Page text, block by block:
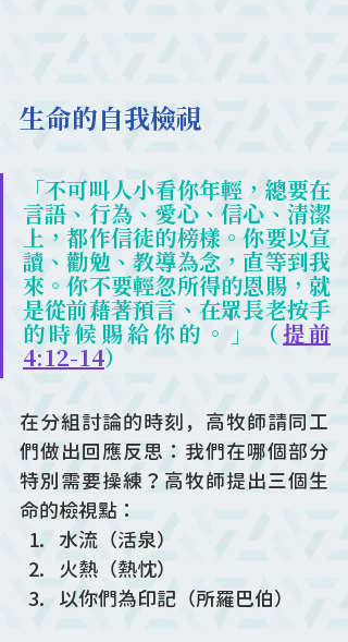
生命的自我檢視
「不可叫人小看你年輕，總要在
言語、行為、愛心、信心、清潔
上，都作信徒的榜樣。你要以宣
讀、勸勉、教導為念，直等到我
來。你不要輕忽所得的恩賜，就
是從前藉著預言、在眾長老按手
的時候賜給你的。」（ 提前
4:12-14）
在分組討論的時刻，高牧師請同工
們做出回應反思：我們在哪個部分
特別需要操練？高牧師提出三個生
命的檢視點：
水流（活泉）
火熱（熱忱）
以你們為印記（所羅巴伯）